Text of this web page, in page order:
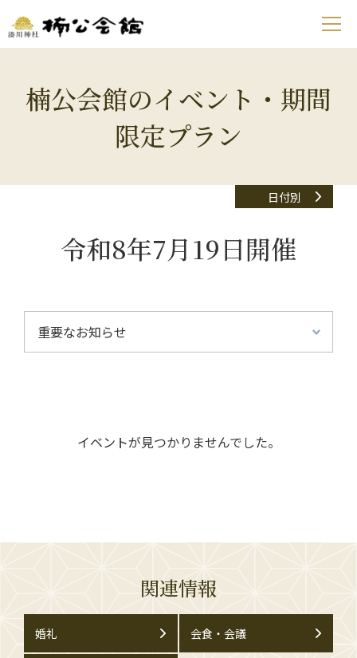
楠公会館のイベント・期間
限定プラン
日付別
令和8年7月19日開催
イベントが見つかりませんでした。
関連情報
婚礼 会食・会議